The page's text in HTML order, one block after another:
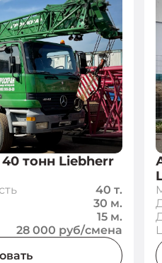
тонн Liebherr
40 т.
30 м.
15 м.
28 000 руб/смена